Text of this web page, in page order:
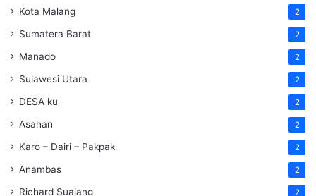
Kota Malang 2
Sumatera Barat 2
Manado 2
Sulawesi Utara 2
DESA ku 2
Asahan 2
Karo – Dairi – Pakpak 2
Anambas 2
Richard Sualang 2